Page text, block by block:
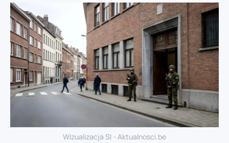
Wizualizacja SI - Aktualnosci.be